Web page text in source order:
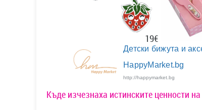
19€
Детски бижута и
HappyMarket.bg
http://happymarket.bg
Къде изчезнаха истинските ценности